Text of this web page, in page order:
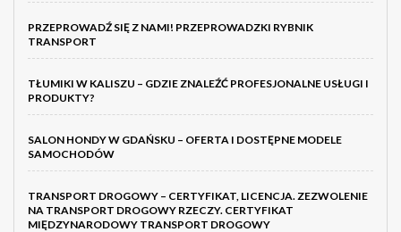
PRZEPROWADŹ SIĘ Z NAMI! PRZEPROWADZKI RYBNIK
TRANSPORT
TŁUMIKI W KALISZU – GDZIE ZNALEŹĆ PROFESJONALNE USŁUGI I
PRODUKTY?
SALON HONDY W GDAŃSKU – OFERTA I DOSTĘPNE MODELE
SAMOCHODÓW
TRANSPORT DROGOWY – CERTYFIKAT, LICENCJA. ZEZWOLENIE
NA TRANSPORT DROGOWY RZECZY. CERTYFIKAT
MIĘDZYNARODOWY TRANSPORT DROGOWY